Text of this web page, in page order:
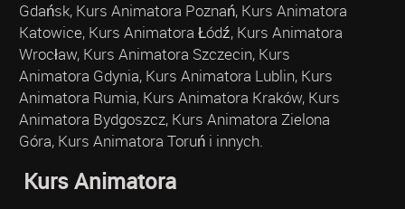
Gdańsk, Kurs Animatora Poznań, Kurs Animatora
Katowice, Kurs Animatora Łódź, Kurs Animatora
Wrocław, Kurs Animatora Szczecin, Kurs
Animatora Gdynia, Kurs Animatora Lublin, Kurs
Animatora Rumia, Kurs Animatora Kraków, Kurs
Animatora Bydgoszcz, Kurs Animatora Zielona
Góra, Kurs Animatora Toruń i innych.
Kurs Animatora